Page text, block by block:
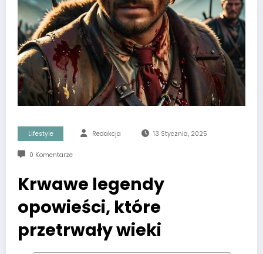
Lifestyle Redakcja 13 Stycznia, 2025
0 Komentarze
Krwawe legendy
opowieści, które
przetrwały wieki